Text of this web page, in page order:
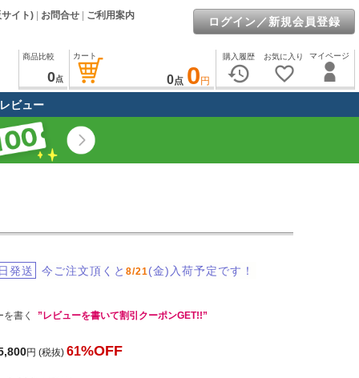
イト) お問合せ ご利用案内 ログイン／新規会員登録
マイページ
お気に入り
favorite_border
購入履歴
history
カート
0点 0 円
商品比較
0点
ビュー
発送 今ご注文頂くと 8/21(金)入荷予定です！
書く ”レビューを書いて割引クーポンGET!!”
円 (税抜) 61%OFF